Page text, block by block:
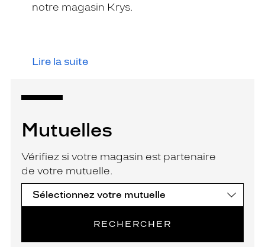
notre magasin Krys.
Lire la suite
Mutuelles
Vérifiez si votre magasin est partenaire
de votre mutuelle.
RECHERCHER